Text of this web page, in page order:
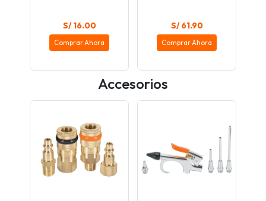
S/ 16.00
Comprar Ahora
S/ 61.90
Comprar Ahora
Accesorios